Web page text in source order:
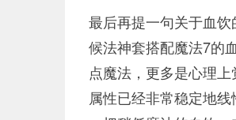
最后再提一句关于血
候法神套搭配魔法7的
点魔法，更多是心理
属性已经非常稳定地